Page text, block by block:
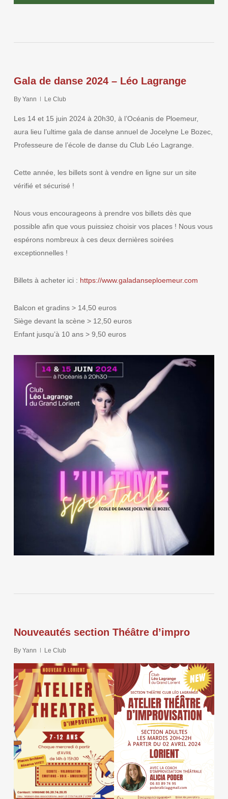
Gala de danse 2024 – Léo Lagrange
By Yann Le Club
Les 14 et 15 juin 2024 à 20h30, à l’Océanis de Ploemeur,
aura lieu l’ultime gala de danse annuel de Jocelyne Le Bozec,
Professeure de l’école de danse du Club Léo Lagrange.
Cette année, les billets sont à vendre en ligne sur un site
vérifié et sécurisé !
Nous vous encourageons à prendre vos billets dès que
possible afin que vous puissiez choisir vos places ! Nous vous
espérons nombreux à ces deux dernières soirées
exceptionnelles !
Billets à acheter ici : https://www.galadanseploemeur.com
Balcon et gradins > 14,50 euros
Siège devant la scène > 12,50 euros
Enfant jusqu’à 10 ans > 9,50 euros
Nouveautés section Théâtre d’impro
By Yann Le Club